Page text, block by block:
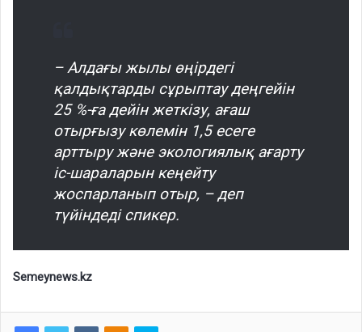
– Алдағы жылы өңірдегі
қалдықтарды сұрыптау деңгейін
25 %-ға дейін жеткізу, ағаш
отырғызу көлемін 1,5 есеге
арттыру және экологиялық ағарту
іс-шараларын кеңейту
жоспарланып отыр, – деп
түйіндеді спикер.
Semeynews.kz